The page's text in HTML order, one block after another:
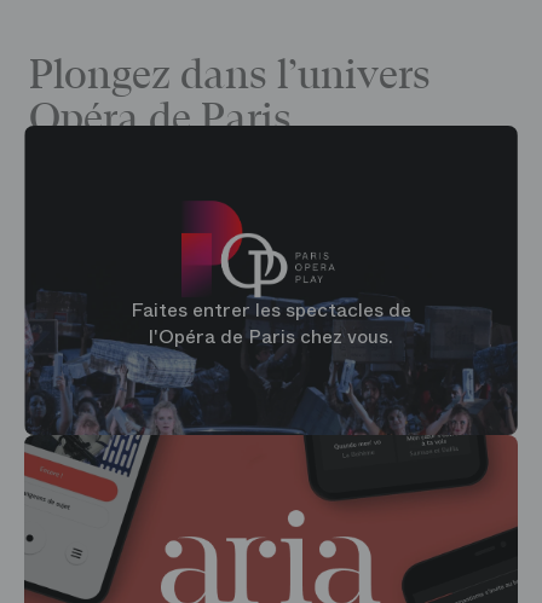
Plongez dans l’univers
Opéra de Paris
Faites entrer les spectacles de
l'Opéra de Paris chez vous.